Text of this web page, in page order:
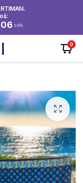
06 sek.
0